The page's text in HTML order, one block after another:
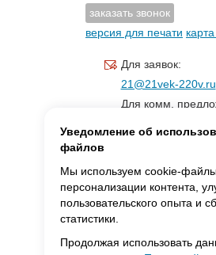
заказать звонок
версия для печати
Для заявок:
21@21vek-220v.ru
Для комм.
Уведомление об
файлов
Мы используем cookie-
персонализации контента,
пользовательского опыта и
статистики.
Продолжая использовать